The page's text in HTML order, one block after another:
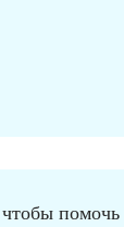
чтобы